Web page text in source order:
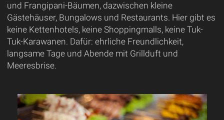
und Frangipani-Bäumen, dazwischen kleine
Gästehäuser, Bungalows und Restaurants. Hier gibt es
keine Kettenhotels, keine Shoppingmalls, keine Tuk-
Tuk-Karawanen. Dafür: ehrliche Freundlichkeit,
langsame Tage und Abende mit Grillduft und
Meeresbrise.